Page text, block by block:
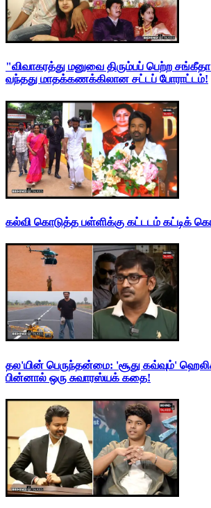
"விவாகரத்து மனுவை திரும்பப் பெற்ற
வந்தது மாதக்கணக்கிலான சட்டப் போராட்டம்!
கல்வி கொடுத்த பள்ளிக்கு கட்டடம் கட்டிக்
தல'யின் பெருந்தன்மை: 'சூது கவ்வும்'
பின்னால் ஒரு சுவாரஸ்யக் கதை!